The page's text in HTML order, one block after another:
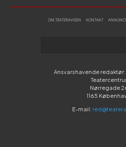
OM TEATERAVISEN KONTAKT
Ansvarshavende redaktør:
Nørregade
1165
E-mail: